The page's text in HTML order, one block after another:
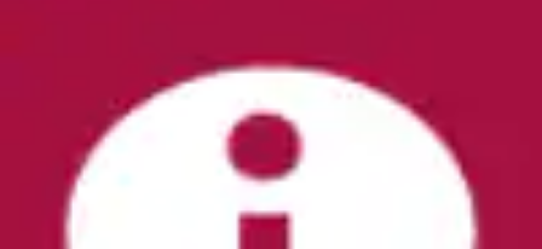
Unterbettkommode »Modell Balance«
Aufbewahrungsbox für 12 Paar Schuhe mit
Sichtfenster...
WENKO
Aktueller Preis
15,99 €